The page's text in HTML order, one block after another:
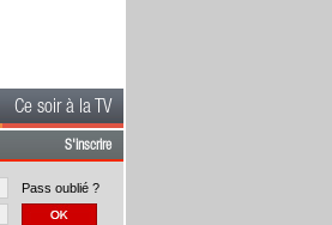
Ce soir à la TV
S'inscrire
Pass oublié ?